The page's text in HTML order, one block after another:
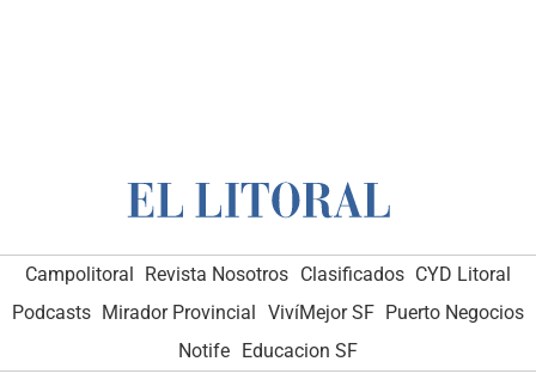
Campolitoral Revista Nosotros Clasificados CYD Litoral
Podcasts Mirador Provincial VivíMejor SF Puerto Negocios
Notife
Educacion SF